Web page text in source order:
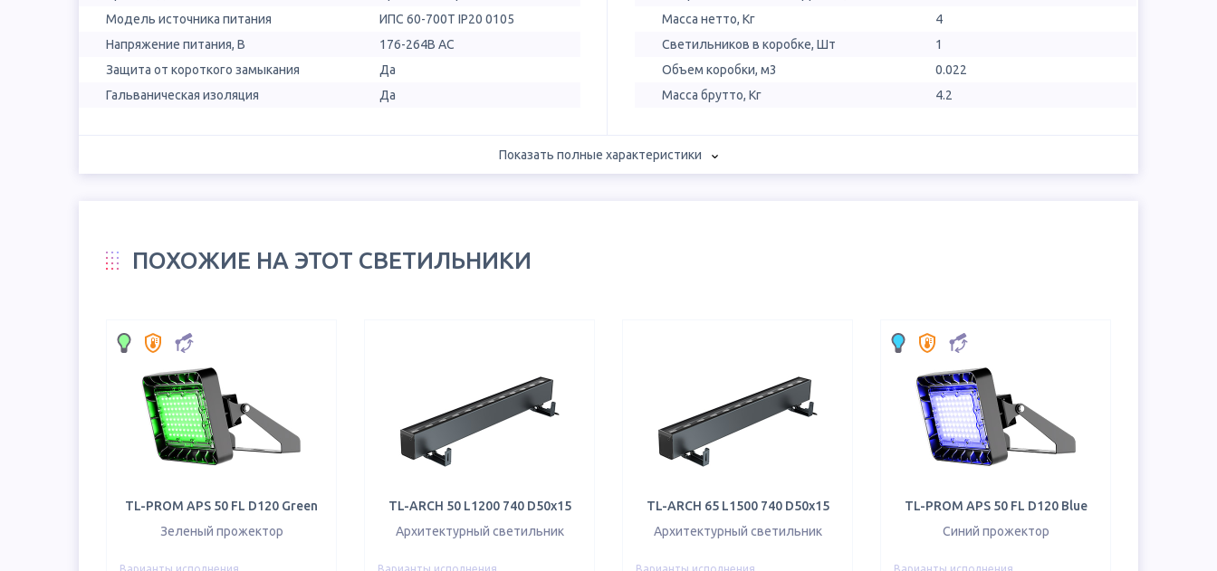
Модель источника питания
ИПС 60-700Т IP20 0105
Напряжение питания, В
176-264В AC
Защита от короткого замыкания
Да
Гальваническая изоляция
Да
Масса нетто, Кг
4
Светильников в коробке, Шт
1
Объем коробки, м3
0.022
Масса брутто, Кг
4.2
Показать полные характеристики
ПОХОЖИЕ НА ЭТОТ СВЕТИЛЬНИКИ
TL-PROM APS 50 FL D120 Green
Зеленый прожектор
TL-ARCH 50 L1200 740 D50х15
Архитектурный светильник
TL-ARCH 65 L1500 740 D50х15
Архитектурный светильник
TL-PROM APS 50 FL D120 Blue
Синий прожектор